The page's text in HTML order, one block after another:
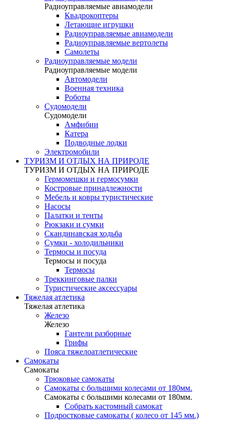
Радиоуправляемые авиамодели
Квадрокоптеры
Летающие игрушки
Радиоуправляемые авиамодели
Радиоуправляемые вертолеты
Самолеты
Радиоуправляемые модели
Радиоуправляемые модели
Автомодели
Военная техника
Роботы
Судомодели
Судомодели
Амфибии
Катера
Подводные лодки
Электромобили
ТУРИЗМ И ОТДЫХ НА ПРИРОДЕ
ТУРИЗМ И ОТДЫХ НА ПРИРОДЕ
Гермомешки и гермосумки
Костровые принадлежности
Мебель и ковры туристические
Насосы
Палатки и тенты
Рюкзаки и сумки
Скандинавская ходьба
Сумки - холодильники
Термосы и посуда
Термосы и посуда
Термосы
Треккинговые палки
Туристические аксессуары
Тяжелая атлетика
Тяжелая атлетика
Железо
Железо
Гантели разборные
Грифы
Пояса тяжелоатлетические
Самокаты
Самокаты
Трюковые самокаты
Самокаты с большими колесами от 180мм.
Самокаты с большими колесами от 180мм.
Собрать кастомный самокат
Подростковые самокаты ( колесо от 145 мм.)